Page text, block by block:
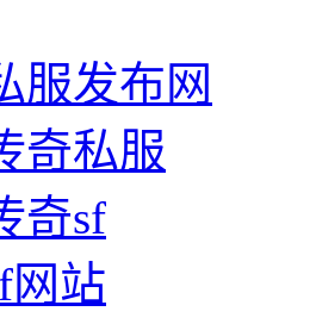
服发布网
奇私服
奇sf
网站